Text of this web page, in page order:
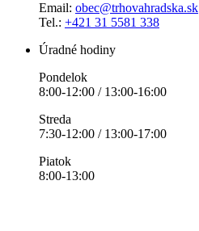
Email: obec@trhovahradska.sk
Tel.: +421 31 5581 338
Úradné hodiny
Pondelok
8:00-12:00 / 13:00-16:00
Streda
7:30-12:00 / 13:00-17:00
Piatok
8:00-13:00